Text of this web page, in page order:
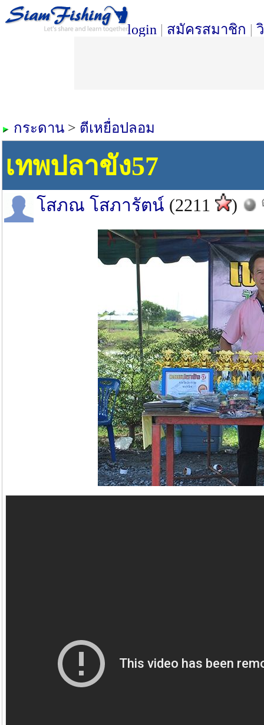
login | สมัครสมาชิก |
กระดาน > ตีเหยื่อปลอม
เทพปลาขัง57
โสภณ โสภารัตน์ (2211 )